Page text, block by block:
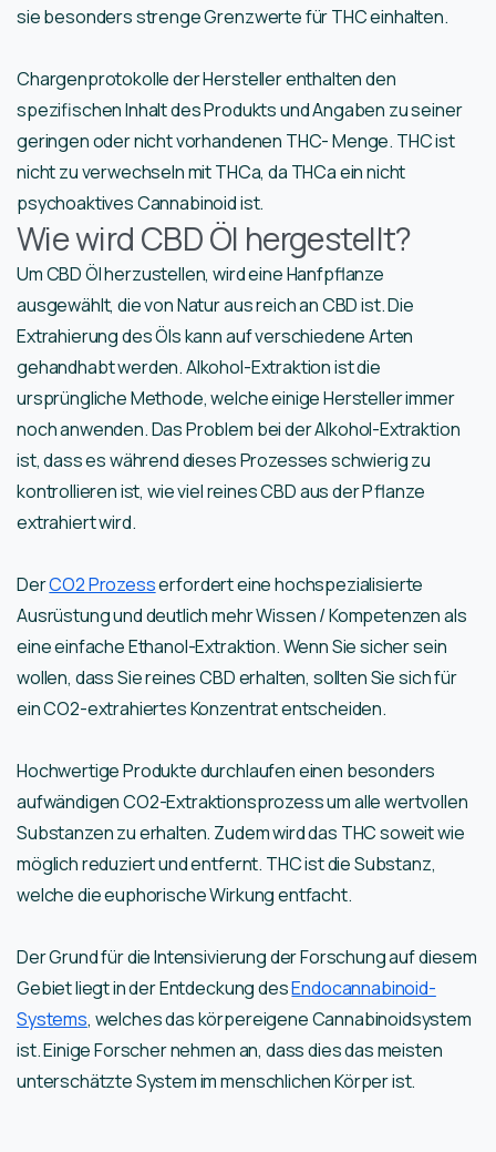
sie besonders strenge Grenzwerte für THC einhalten.
Chargenprotokolle der Hersteller enthalten den
spezifischen Inhalt des Produkts und Angaben zu seiner
geringen oder nicht vorhandenen THC- Menge. THC ist
nicht zu verwechseln mit THCa, da THCa ein nicht
psychoaktives Cannabinoid ist.
Wie wird CBD Öl hergestellt?
Um CBD Öl herzustellen, wird eine Hanfpflanze
ausgewählt, die von Natur aus reich an CBD ist. Die
Extrahierung des Öls kann auf verschiedene Arten
gehandhabt werden. Alkohol-Extraktion ist die
ursprüngliche Methode, welche einige Hersteller immer
noch anwenden. Das Problem bei der Alkohol-Extraktion
ist, dass es während dieses Prozesses schwierig zu
kontrollieren ist, wie viel reines CBD aus der Pflanze
extrahiert wird.
DerCO2 Prozesserfordert eine hochspezialisierte
Ausrüstung und deutlich mehr Wissen / Kompetenzen als
eine einfache Ethanol-Extraktion. Wenn Sie sicher sein
wollen, dass Sie reines CBD erhalten, sollten Sie sich für
ein CO2-extrahiertes Konzentrat entscheiden.
Hochwertige Produkte durchlaufen einen besonders
aufwändigen CO2-Extraktionsprozess um alle wertvollen
Substanzen zu erhalten. Zudem wird das THC soweit wie
möglich reduziert und entfernt. THC ist die Substanz,
welche die euphorische Wirkung entfacht.
Der Grund für die Intensivierung der Forschung auf diesem
Gebiet liegt in der Entdeckung desEndocannabinoid-
Systems, welches das körpereigene Cannabinoidsystem
ist. Einige Forscher nehmen an, dass dies das meisten
unterschätzte System im menschlichen Körper ist.